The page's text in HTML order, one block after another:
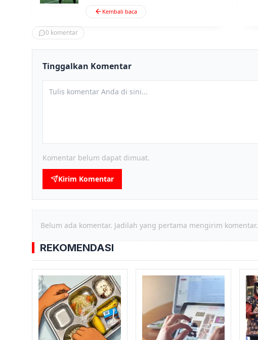
Kembali baca
0 komentar
Tinggalkan Komentar
Komentar belum dapat dimuat.
Kirim Komentar
Belum ada komentar. Jadilah yang pertama mengirim komentar.
REKOMENDASI